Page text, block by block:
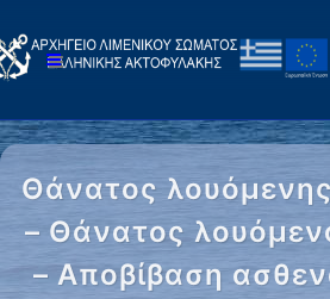
Θάνατος
– Θάνατος
– Αποβίβαση